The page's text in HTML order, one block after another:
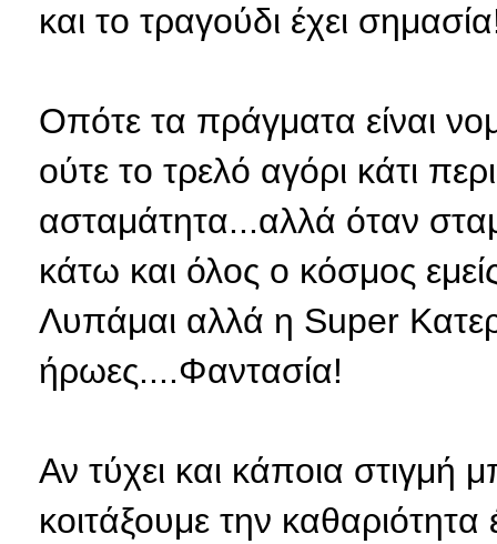
και το τραγούδι έχει
Οπότε τα πράγματα είναι
ούτε το τρελό αγόρι κάτι
ασταμάτητα...αλλά όταν
κάτω και όλος ο κόσμος
Λυπάμαι αλλά η Super
ήρωες....Φαντασία!
Αν τύχει και κάποια στιγμή
κοιτάξουμε την